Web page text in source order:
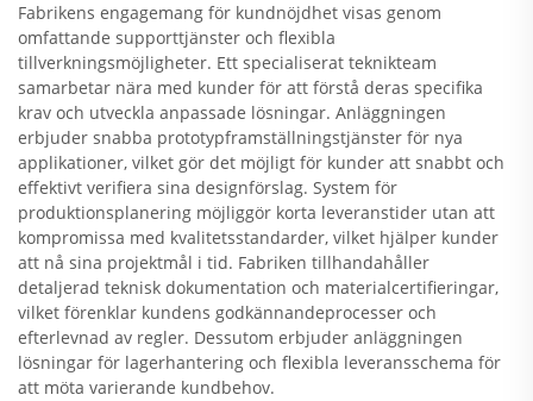
Fabrikens engagemang för kundnöjdhet visas genom
omfattande supporttjänster och flexibla
tillverkningsmöjligheter. Ett specialiserat teknikteam
samarbetar nära med kunder för att förstå deras specifika
krav och utveckla anpassade lösningar. Anläggningen
erbjuder snabba prototypframställningstjänster för nya
applikationer, vilket gör det möjligt för kunder att snabbt och
effektivt verifiera sina designförslag. System för
produktionsplanering möjliggör korta leveranstider utan att
kompromissa med kvalitetsstandarder, vilket hjälper kunder
att nå sina projektmål i tid. Fabriken tillhandahåller
detaljerad teknisk dokumentation och materialcertifieringar,
vilket förenklar kundens godkännandeprocesser och
efterlevnad av regler. Dessutom erbjuder anläggningen
lösningar för lagerhantering och flexibla leveransschema för
att möta varierande kundbehov.